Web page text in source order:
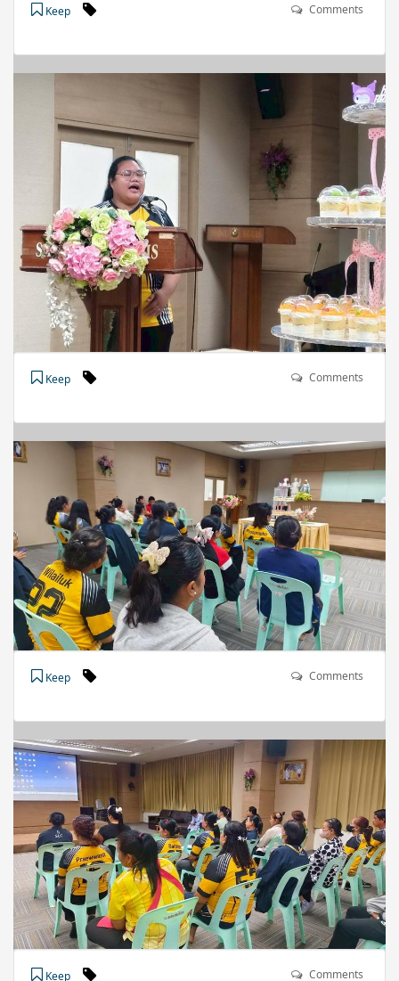
Keep Comments
Keep Comments
Keep Comments
Keep Comments